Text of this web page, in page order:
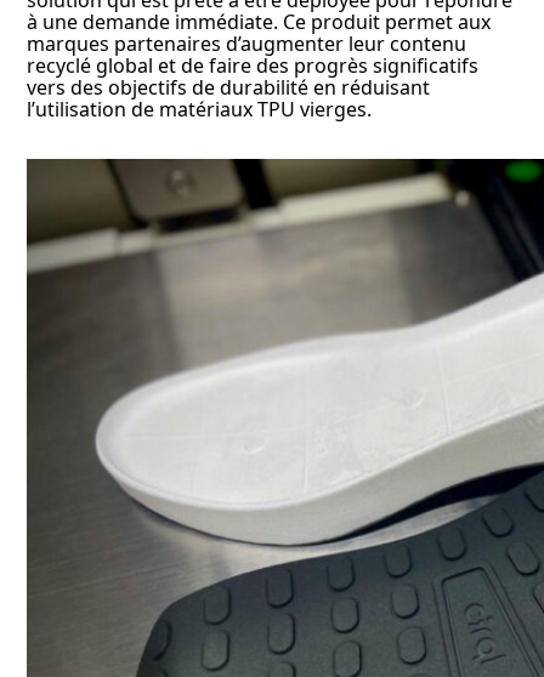
à une demande immédiate. Ce produit permet aux
marques partenaires d’augmenter leur contenu
recyclé global et de faire des progrès significatifs
vers des objectifs de durabilité en réduisant
l’utilisation de matériaux TPU vierges.